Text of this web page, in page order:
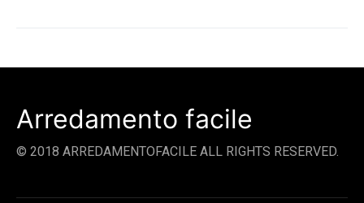
Arredamento facile
© 2018 ARREDAMENTOFACILE ALL RIGHTS RESERVED.